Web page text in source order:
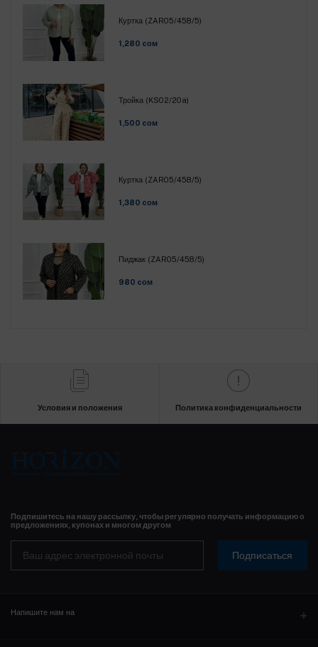
Куртка (ZAR05/458/5)
1,280 cом
Тройка (KS02/20a)
1,500 cом
Куртка (ZAR05/458/5)
1,380 cом
Пиджак (ZAR05/458/5)
980 cом
Условия и положения Политика конфиденциальности
Подпишитесь на нашу рассылку, чтобы регулярно получать информацию о
предложениях, купонах и многом другом
Подписаться
Напишите нам на